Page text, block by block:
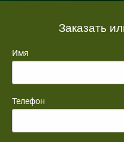
Заказать
Имя
Телефон